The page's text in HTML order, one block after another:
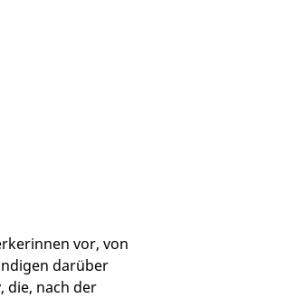
vor, von
darüber
die, nach der